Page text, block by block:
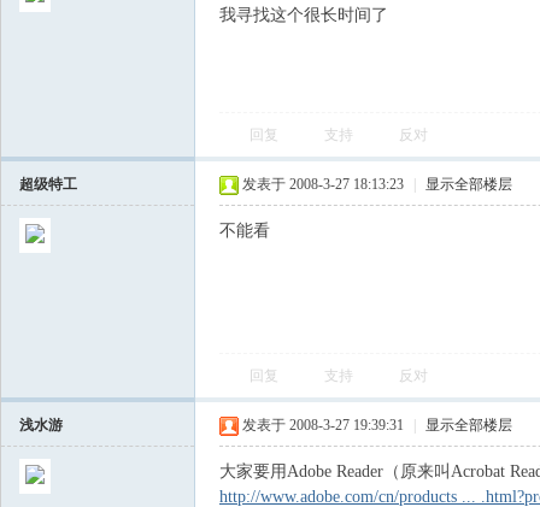
我寻找这个很长时间了
回复 支持 反对
超级特工 发表于 2008-3-27 18:13:23 显示全部楼层
不能看
回复 支持 反对
浅水游 发表于 2008-3-27 19:39:31 显示全部楼层
大家要用Adobe Reader（原来叫Acrobat
http://www.adobe.com/cn/products ...